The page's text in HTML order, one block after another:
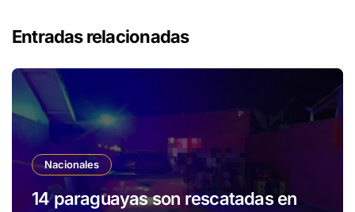
Entradas relacionadas
Nacionales
14 paraguayas son rescatadas en